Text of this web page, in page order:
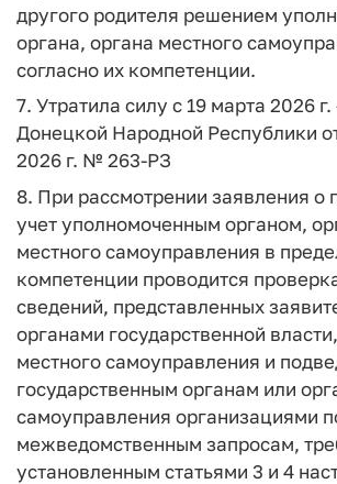
другого родителя решением
органа, органа местного
согласно их компетенции.
7. Утратила силу с 19 марта 2026
Донецкой Народной Республики
2026 г. № 263-РЗ
8. При рассмотрении заявления о
учет уполномоченным органом,
местного самоуправления в
компетенции проводится
сведений, представленных
органами государственной
местного самоуправления и
государственным органам или
самоуправления организациями
межведомственным запросам,
установленным статьями 3 и 4